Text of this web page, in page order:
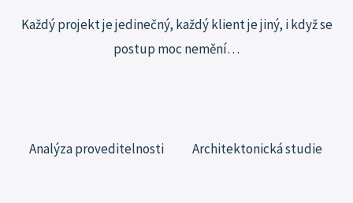
Každý projekt je jedinečný, každý klient je jiný, i když se
postup moc nemění…
Analýza proveditelnosti Architektonická studie